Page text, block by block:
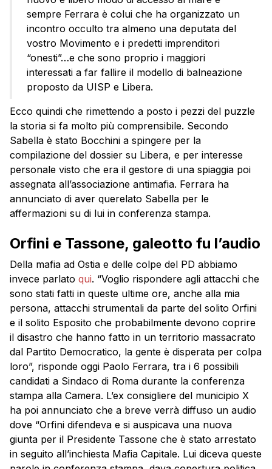
sempre Ferrara è colui che ha organizzato un
incontro occulto tra almeno una deputata del
vostro Movimento e i predetti imprenditori
“onesti”…e che sono proprio i maggiori
interessati a far fallire il modello di balneazione
proposto da UISP e Libera.
Ecco quindi che rimettendo a posto i pezzi del puzzle
la storia si fa molto più comprensibile. Secondo
Sabella è stato Bocchini a spingere per la
compilazione del dossier su Libera, e per interesse
personale visto che era il gestore di una spiaggia poi
assegnata all’associazione antimafia. Ferrara ha
annunciato di aver querelato Sabella per le
affermazioni su di lui in conferenza stampa.
Orfini e Tassone, galeotto fu l’audio
Della mafia ad Ostia e delle colpe del PD abbiamo
invece parlato qui. “Voglio rispondere agli attacchi che
sono stati fatti in queste ultime ore, anche alla mia
persona, attacchi strumentali da parte del solito Orfini
e il solito Esposito che probabilmente devono coprire
il disastro che hanno fatto in un territorio massacrato
dal Partito Democratico, la gente è disperata per colpa
loro”, risponde oggi Paolo Ferrara, tra i 6 possibili
candidati a Sindaco di Roma durante la conferenza
stampa alla Camera. L’ex consigliere del municipio X
ha poi annunciato che a breve verrà diffuso un audio
dove “Orfini difendeva e si auspicava una nuova
giunta per il Presidente Tassone che è stato arrestato
in seguito all’inchiesta Mafia Capitale. Lui diceva queste